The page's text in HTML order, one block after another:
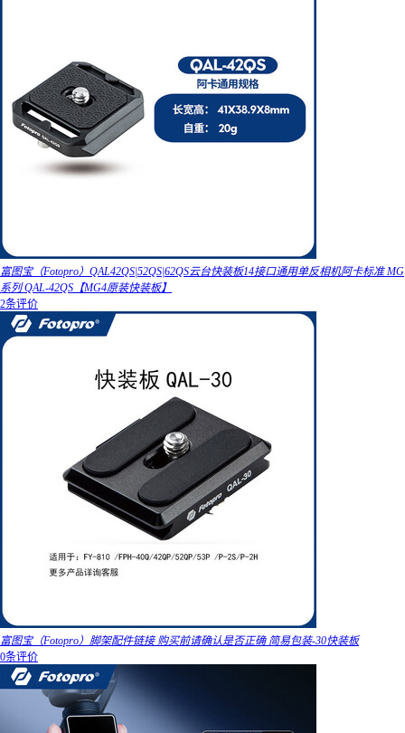
富图宝（Fotopro）QAL42QS|52QS|62QS云台快装板14接口通用单反相机阿卡标准 MG
系列 QAL-42QS【MG4原装快装板】
2条评价
富图宝（Fotopro）脚架配件链接 购买前请确认是否正确 简易包装-30快装板
0条评价